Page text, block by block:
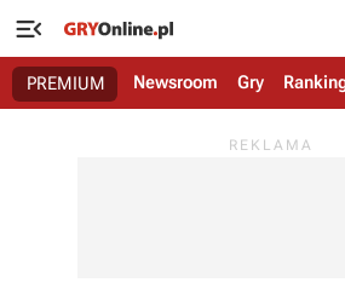

PREMIUM Newsroom Gry